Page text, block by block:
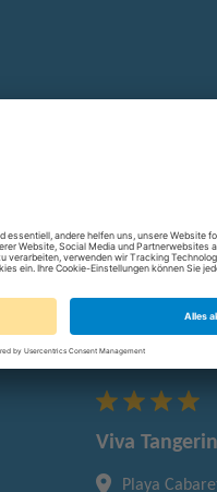
Viva
Playa